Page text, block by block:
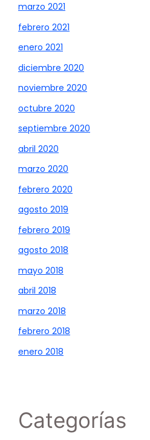
marzo 2021
febrero 2021
enero 2021
diciembre 2020
noviembre 2020
octubre 2020
septiembre 2020
abril 2020
marzo 2020
febrero 2020
agosto 2019
febrero 2019
agosto 2018
mayo 2018
abril 2018
marzo 2018
febrero 2018
enero 2018
Categorías